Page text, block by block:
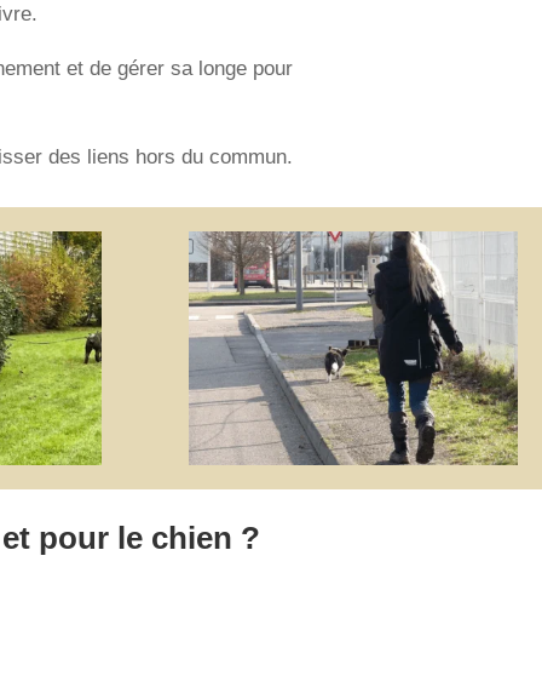
et de gérer sa longe pour
des liens hors du commun.
pour le chien ?